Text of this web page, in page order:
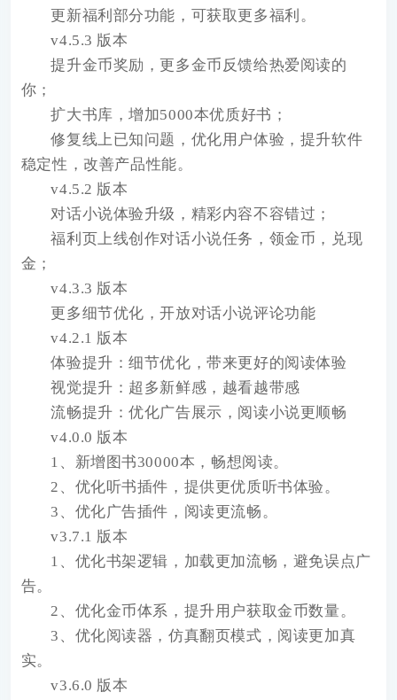
更新福利部分功能，可获取更多福利。
v4.5.3 版本
提升金币奖励，更多金币反馈给热爱阅读的
你；
扩大书库，增加5000本优质好书；
修复线上已知问题，优化用户体验，提升软件
稳定性，改善产品性能。
v4.5.2 版本
对话小说体验升级，精彩内容不容错过；
福利页上线创作对话小说任务，领金币，兑现
金；
v4.3.3 版本
更多细节优化，开放对话小说评论功能
v4.2.1 版本
体验提升：细节优化，带来更好的阅读体验
视觉提升：超多新鲜感，越看越带感
流畅提升：优化广告展示，阅读小说更顺畅
v4.0.0 版本
1、新增图书30000本，畅想阅读。
2、优化听书插件，提供更优质听书体验。
3、优化广告插件，阅读更流畅。
v3.7.1 版本
1、优化书架逻辑，加载更加流畅，避免误点广
告。
2、优化金币体系，提升用户获取金币数量。
3、优化阅读器，仿真翻页模式，阅读更加真
实。
v3.6.0 版本